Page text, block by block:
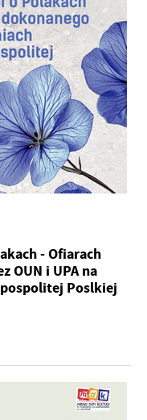
- Ofiarach
OUN i UPA na
Poslkiej